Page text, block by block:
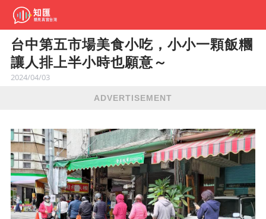
台中第五市場美食小吃，小小一顆飯糰
讓人排上半小時也願意～
2024/04/03
ADVERTISEMENT